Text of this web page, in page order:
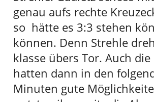
genau aufs rechte
so hätte es 3:3 stehen
können. Denn Strehle
klasse übers Tor. Auch
hatten dann in den
Minuten gute